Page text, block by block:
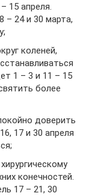
15 апреля.
– 24 и 30 марта,
коленей,
1 – 3 и 11 – 15
более
доверить
17 и 30 апреля
конечностей.
17 – 21, 30